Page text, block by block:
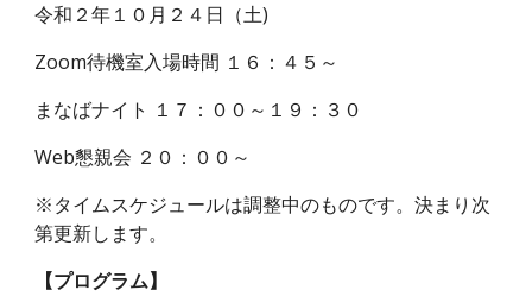
令和２年１０月２４日（土)
Zoom待機室入場時間 １６：４５～
まなばナイト １７：００～１９：３０
Web懇親会 ２０：００～
※タイムスケジュールは調整中のものです。決まり次
第更新します。
【プログラム】